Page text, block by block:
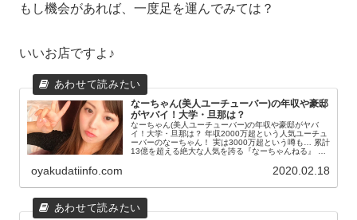
もし機会があれば、一度足を運んでみては？
いいお店ですよ♪
なーちゃん(美人ユーチューバー)の年収や豪邸
がヤバイ！大学・旦那は？
なーちゃん(美人ユーチューバー)の年収や豪邸がヤバ
イ！大学・旦那は？ 年収2000万超という人気ユーチュ
ーバーのなーちゃん！ 実は3000万超という噂も… 累計
13億を超える絶大な人気を誇る『なーちゃんねる』 …
oyakudatiinfo.com 2020.02.18